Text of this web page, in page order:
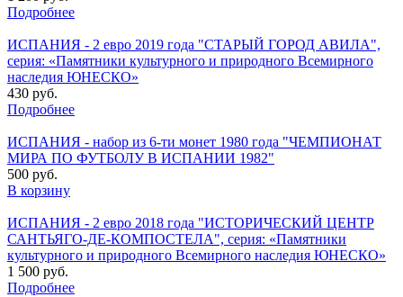
Подробнее
ИСПАНИЯ - 2 евро 2019 года "СТАРЫЙ ГОРОД АВИЛА",
серия: «Памятники культурного и природного Всемирного
наследия ЮНЕСКО»
430 руб.
Подробнее
ИСПАНИЯ - набор из 6-ти монет 1980 года "ЧЕМПИОНАТ
МИРА ПО ФУТБОЛУ В ИСПАНИИ 1982"
500 руб.
В корзину
ИСПАНИЯ - 2 евро 2018 года "ИСТОРИЧЕСКИЙ ЦЕНТР
САНТЬЯГО-ДЕ-КОМПОСТЕЛА", серия: «Памятники
культурного и природного Всемирного наследия ЮНЕСКО»
1 500 руб.
Подробнее